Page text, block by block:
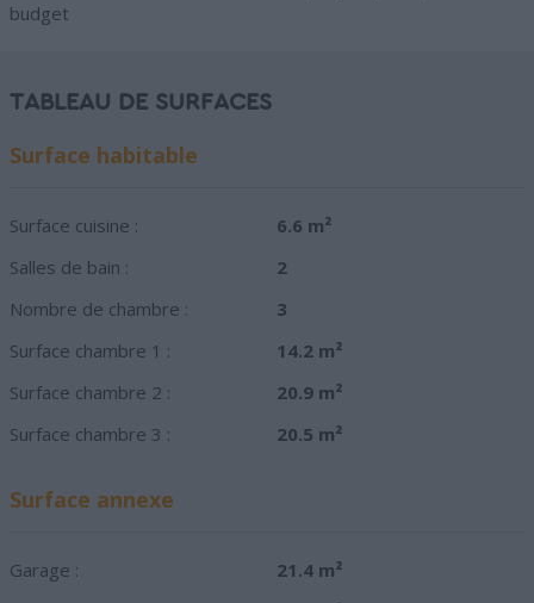
budget
TABLEAU DE SURFACES
Surface habitable
Surface cuisine :
6.6 m²
Salles de bain :
2
Nombre de chambre :
3
Surface chambre 1 :
14.2 m²
Surface chambre 2 :
20.9 m²
Surface chambre 3 :
20.5 m²
Surface annexe
Garage :
21.4 m²